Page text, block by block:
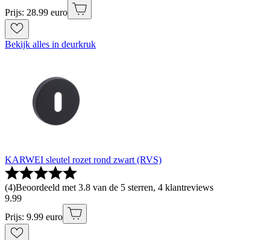
Prijs: 28.99 euro
Bekijk alles in deurkruk
KARWEI sleutel rozet rond zwart (RVS)
(4)Beoordeeld met 3.8 van de 5 sterren, 4 klantreviews
9.99
Prijs: 9.99 euro